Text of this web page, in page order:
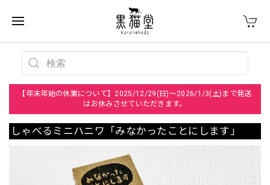
【年末年始の休業について】2025/12/29(日)～2026/1/3(土)まで発送
はお休みさせていただきます。
しゃべるミニハニワ「みなかったことにします」